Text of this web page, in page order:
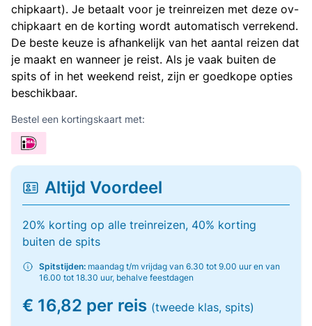
chipkaart). Je betaalt voor je treinreizen met deze ov-
chipkaart en de korting wordt automatisch verrekend.
De beste keuze is afhankelijk van het aantal reizen dat
je maakt en wanneer je reist. Als je vaak buiten de
spits of in het weekend reist, zijn er goedkope opties
beschikbaar.
Bestel een kortingskaart met:
Altijd Voordeel
20% korting op alle treinreizen, 40% korting
buiten de spits
Spitstijden: maandag t/m vrijdag van 6.30 tot 9.00 uur en van
16.00 tot 18.30 uur, behalve feestdagen
€ 16,82 per reis (tweede klas, spits)